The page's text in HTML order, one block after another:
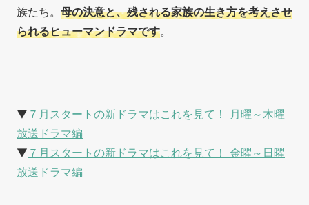
族たち。 母の決意と、残される家族の生き方を考えさせ
られるヒューマンドラマです。
▼ ７月スタートの新ドラマはこれを見て！ 月曜～木曜
放送ドラマ編
▼ ７月スタートの新ドラマはこれを見て！ 金曜～日曜
放送ドラマ編